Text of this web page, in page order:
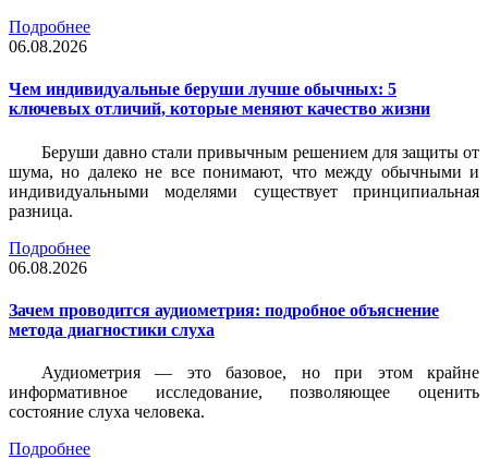
Подробнее
06.08.2026
Чем индивидуальные беруши лучше обычных: 5
ключевых отличий, которые меняют качество жизни
Беруши давно стали привычным решением для защиты от
шума, но далеко не все понимают, что между обычными и
индивидуальными моделями существует принципиальная
разница.
Подробнее
06.08.2026
Зачем проводится аудиометрия: подробное объяснение
метода диагностики слуха
Аудиометрия — это базовое, но при этом крайне
информативное исследование, позволяющее оценить
состояние слуха человека.
Подробнее